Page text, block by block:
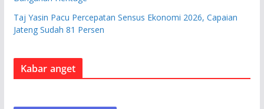
Taj Yasin Pacu Percepatan Sensus Ekonomi 2026, Capaian
Jateng Sudah 81 Persen
Kabar anget